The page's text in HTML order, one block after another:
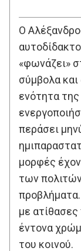
Ο
«φωνάζει»
σύμβολα και
ενότητα της
περάσει
μορφές
των
με ατίθασες
έντονα
του κοινού.